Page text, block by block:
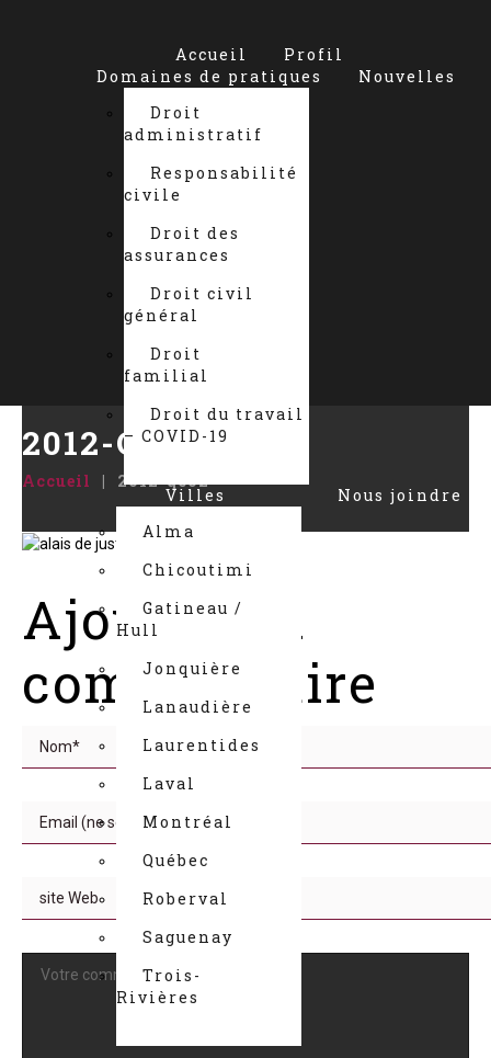
Accueil
Profil
Domaines de pratiques
Droit
administratif
Responsabilité
civile
Droit des
assurances
Droit civil
général
Droit
familial
Droit du travail
– COVID-19
Nouvelles
Villes
Alma
Chicoutimi
Gatineau /
Hull
Jonquière
Lanaudière
Laurentides
Laval
Montréal
Québec
Roberval
Saguenay
Trois-
Rivières
Nous joindre
2012-QC02
Accueil 2012-qc02
Ajouter un
commentaire